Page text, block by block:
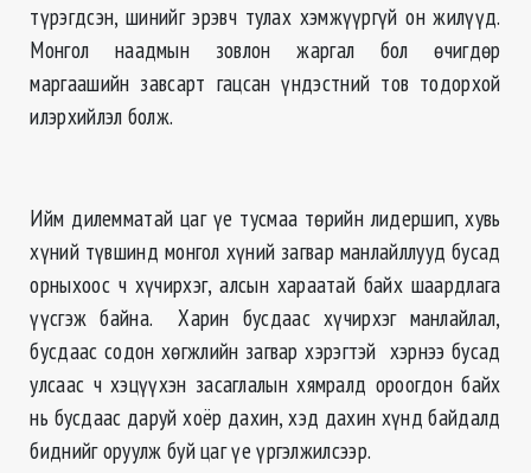
түрэгдсэн, шинийг эрэвч тулах хэмжүүргүй он жилүүд.
Монгол наадмын зовлон жаргал бол өчигдөр
маргаашийн завсарт гацсан үндэстний тов тодорхой
илэрхийлэл болж.
Ийм дилемматай цаг үе тусмаа төрийн лидершип, хувь
хүний түвшинд монгол хүний загвар манлайллууд бусад
орныхоос ч хүчирхэг, алсын хараатай байх шаардлага
үүсгэж байна. Харин бусдаас хүчирхэг манлайлал,
бусдаас содон хөгжлийн загвар хэрэгтэй хэрнээ бусад
улсаас ч хэцүүхэн засаглалын хямралд ороогдон байх
нь бусдаас даруй хоёр дахин, хэд дахин хүнд байдалд
биднийг оруулж буй цаг үе үргэлжилсээр.